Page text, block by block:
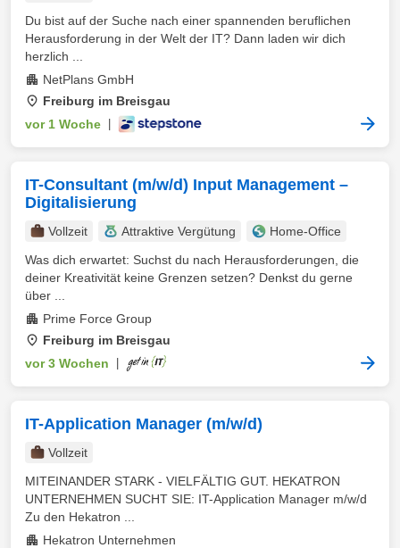
Du bist auf der Suche nach einer spannenden beruflichen
Herausforderung in der Welt der IT? Dann laden wir dich
herzlich ...
NetPlans GmbH
Freiburg im Breisgau
vor 1 Woche
IT-Consultant (m/w/d) Input Management –
Digitalisierung
Vollzeit Attraktive Vergütung
Home-Office
Was dich erwartet: Suchst du nach Herausforderungen, die
deiner Kreativität keine Grenzen setzen? Denkst du gerne
über ...
Prime Force Group
Freiburg im Breisgau
vor 3 Wochen
IT-Application Manager (m/w/d)
Vollzeit
MITEINANDER STARK - VIELFÄLTIG GUT. HEKATRON
UNTERNEHMEN SUCHT SIE: IT-Application Manager m/w/d
Zu den Hekatron ...
Hekatron Unternehmen